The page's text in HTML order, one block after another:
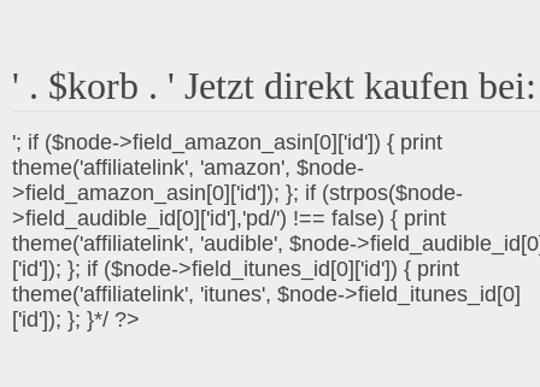
' . $korb . ' Jetzt direkt kaufen bei:
'; if ($node->field_amazon_asin[0]['id']) { print
theme('affiliatelink', 'amazon', $node-
>field_amazon_asin[0]['id']); }; if (strpos($node-
>field_audible_id[0]['id'],'pd/') !== false) { print
theme('affiliatelink', 'audible', $node-
['id']); }; if ($node->field_itunes_id[0]['id']) { print
theme('affiliatelink', 'itunes', $node->field_itunes_id[0]
['id']); }; }*/ ?>